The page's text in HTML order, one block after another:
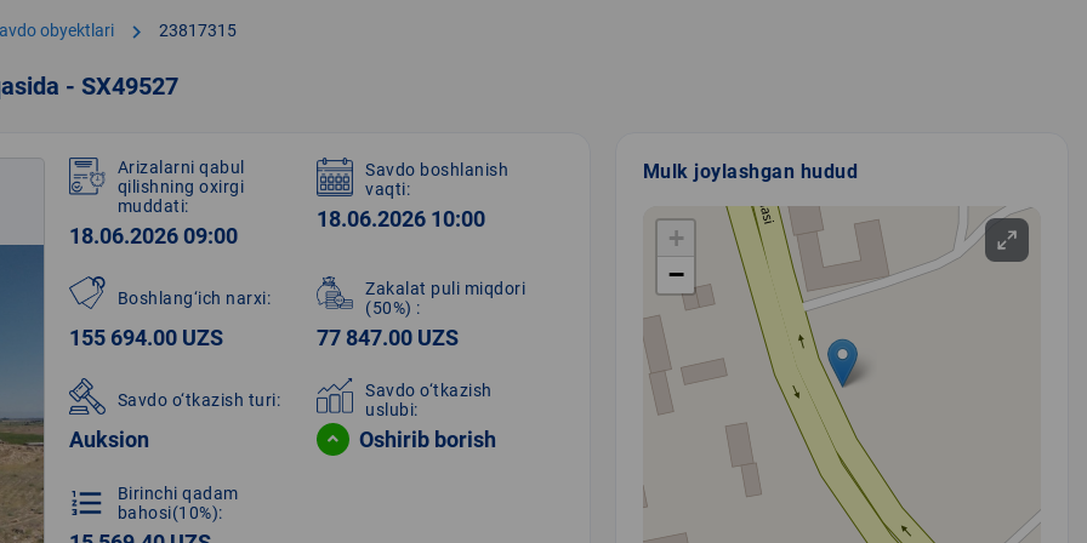
obyektlari chevron_right 23817315
- SX49527
Arizalarni qabul
qilishning oxirgi
muddati:
18.06.2026 09:00
Savdo boshlanish
vaqti:
18.06.2026 10:00
Boshlang‘ich narxi:
155 694.00 UZS
Zakalat puli miqdori
(50%) :
77 847.00 UZS
Savdo o‘tkazish turi:
Auksion
Savdo o‘tkazish
uslubi:
Oshirib borish
format_list_numbered
Birinchi qadam
bahosi(10%):
Mulk joylashgan hudud
+
−